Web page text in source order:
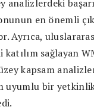
analizlerdeki
en önemli
Ayrıca,
sağlayan
kapsam
uyumlu bir